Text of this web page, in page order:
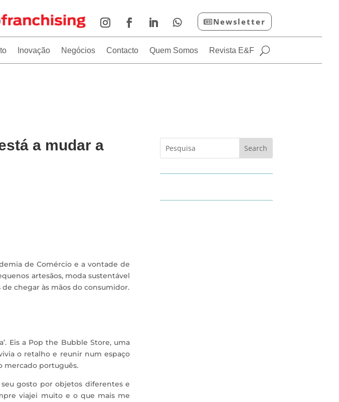
Newsletter
Inovação Negócios Contacto Quem Somos Revista E&F
a mudar a
de Comércio e a vontade de
artesãos, moda sustentável
chegar às mãos do consumidor.
Eis a Pop the Bubble Store, uma
o retalho e reunir num espaço
mercado português.
gosto por objetos diferentes e
viajei muito e o que mais me